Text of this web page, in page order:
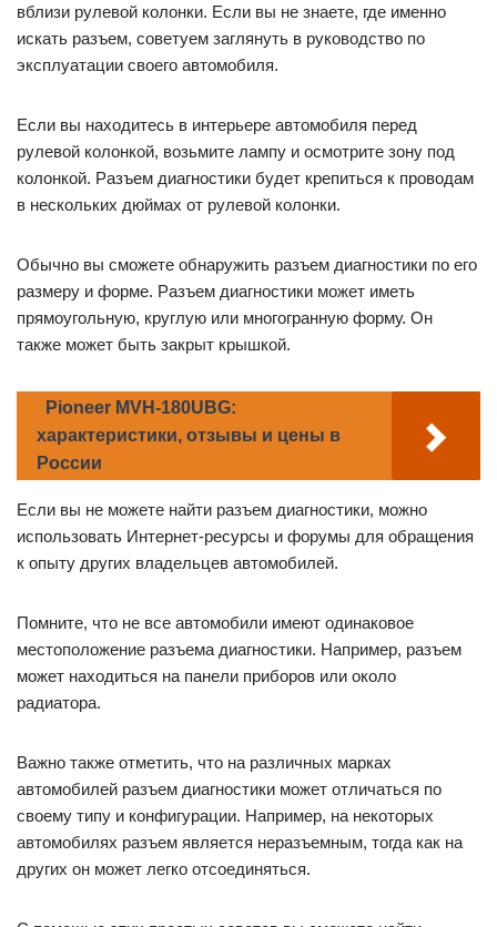
вблизи рулевой колонки. Если вы не знаете, где именно
искать разъем, советуем заглянуть в руководство по
эксплуатации своего автомобиля.
Если вы находитесь в интерьере автомобиля перед
рулевой колонкой, возьмите лампу и осмотрите зону под
колонкой. Разъем диагностики будет крепиться к проводам
в нескольких дюймах от рулевой колонки.
Обычно вы сможете обнаружить разъем диагностики по его
размеру и форме. Разъем диагностики может иметь
прямоугольную, круглую или многогранную форму. Он
также может быть закрыт крышкой.
Pioneer MVH-180UBG:
характеристики, отзывы и цены в
России
Если вы не можете найти разъем диагностики, можно
использовать Интернет-ресурсы и форумы для обращения
к опыту других владельцев автомобилей.
Помните, что не все автомобили имеют одинаковое
местоположение разъема диагностики. Например, разъем
может находиться на панели приборов или около
радиатора.
Важно также отметить, что на различных марках
автомобилей разъем диагностики может отличаться по
своему типу и конфигурации. Например, на некоторых
автомобилях разъем является неразъемным, тогда как на
других он может легко отсоединяться.